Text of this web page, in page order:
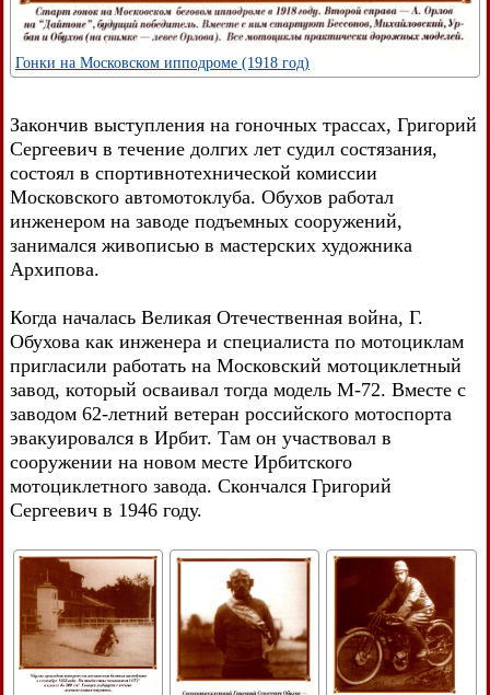
Гонки на Московском ипподроме (1918 год)
Закончив выступления на гоночных трассах, Григорий
Сергеевич в течение долгих лет судил состязания,
состоял в спортивнотехнической комиссии
Московского автомотоклуба. Обухов работал
инженером на заводе подъемных сооружений,
занимался живописью в мастерских художника
Архипова.
Когда началась Великая Отечественная война, Г.
Обухова как инженера и специалиста по мотоциклам
пригласили работать на Московский мотоциклетный
завод, который осваивал тогда модель М-72. Вместе с
заводом 62-летний ветеран российского мотоспорта
эвакуировался в Ирбит. Там он участвовал в
сооружении на новом месте Ирбитского
мотоциклетного завода. Скончался Григорий
Сергеевич в 1946 году.